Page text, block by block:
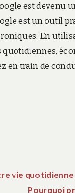
est devenu
est un outil
En
en train de
vie quotidienne
Pourquoi